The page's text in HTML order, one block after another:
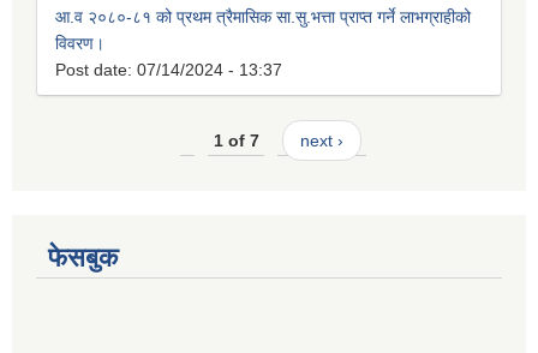
आ.व २०८०-८१ को प्रथम त्रैमासिक सा.सु.भत्ता प्राप्त गर्ने लाभग्राहीको
विवरण।
Post date: 07/14/2024 - 13:37
1 of 7 next ›
फेसबुक